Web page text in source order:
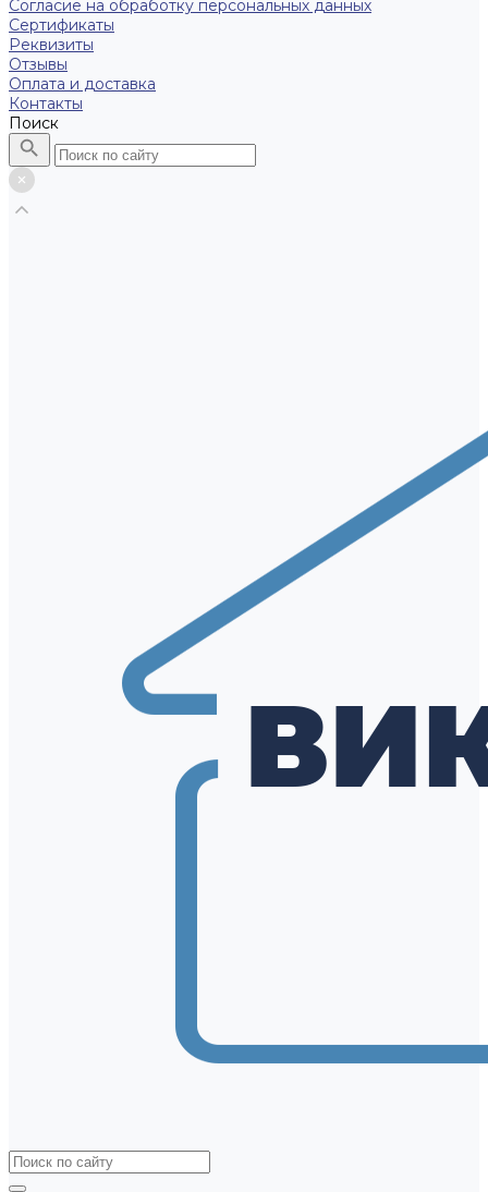
Согласие на обработку персональных данных
Сертификаты
Реквизиты
Отзывы
Оплата и доставка
Контакты
Поиск